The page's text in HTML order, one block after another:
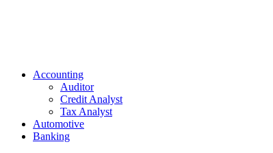
Accounting
Auditor
Credit Analyst
Tax Analyst
Automotive
Banking